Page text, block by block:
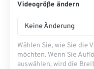
Videogröße ändern
Keine Änderung
Wählen Sie, wie Sie die
möchten. Wenn Sie
auswählen, wird die